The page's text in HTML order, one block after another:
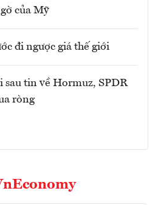
của Mỹ
đi ngược giá thế giới
sau tin về Hormuz, SPDR
ròng